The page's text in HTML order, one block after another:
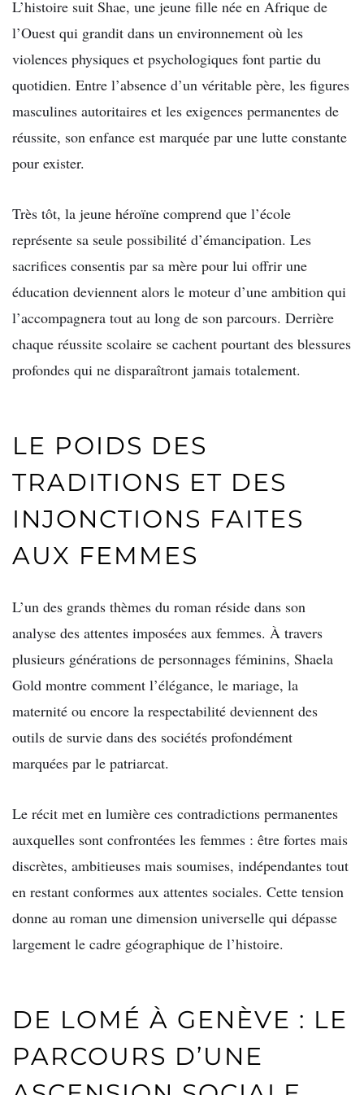
L’histoire suit Shae, une jeune fille née en Afrique de
l’Ouest qui grandit dans un environnement où les
violences physiques et psychologiques font partie du
quotidien. Entre l’absence d’un véritable père, les figures
masculines autoritaires et les exigences permanentes de
réussite, son enfance est marquée par une lutte constante
pour exister.
Très tôt, la jeune héroïne comprend que l’école
représente sa seule possibilité d’émancipation. Les
sacrifices consentis par sa mère pour lui offrir une
éducation deviennent alors le moteur d’une ambition qui
l’accompagnera tout au long de son parcours. Derrière
chaque réussite scolaire se cachent pourtant des blessures
profondes qui ne disparaîtront jamais totalement.
LE POIDS DES
TRADITIONS ET DES
INJONCTIONS FAITES
AUX FEMMES
L’un des grands thèmes du roman réside dans son
analyse des attentes imposées aux femmes. À travers
plusieurs générations de personnages féminins, Shaela
Gold montre comment l’élégance, le mariage, la
maternité ou encore la respectabilité deviennent des
outils de survie dans des sociétés profondément
marquées par le patriarcat.
Le récit met en lumière ces contradictions permanentes
auxquelles sont confrontées les femmes : être fortes mais
discrètes, ambitieuses mais soumises, indépendantes tout
en restant conformes aux attentes sociales. Cette tension
donne au roman une dimension universelle qui dépasse
largement le cadre géographique de l’histoire.
DE LOMÉ À GENÈVE : LE
PARCOURS D’UNE